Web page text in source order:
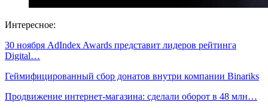
Интересное:
30 ноября AdIndex Awards представит лидеров рейтинга
Digital…
Геймифицированный сбор донатов внутри компании Binariks
Продвижение интернет-магазина: сделали оборот в 48 млн…